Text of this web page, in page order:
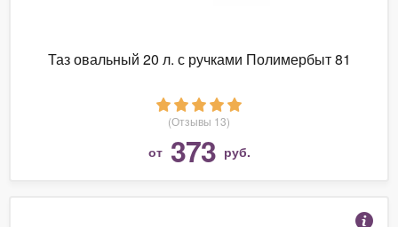
Таз овальный 20 л. с ручками Полимербыт 81
(Отзывы 13)
от 373 руб.